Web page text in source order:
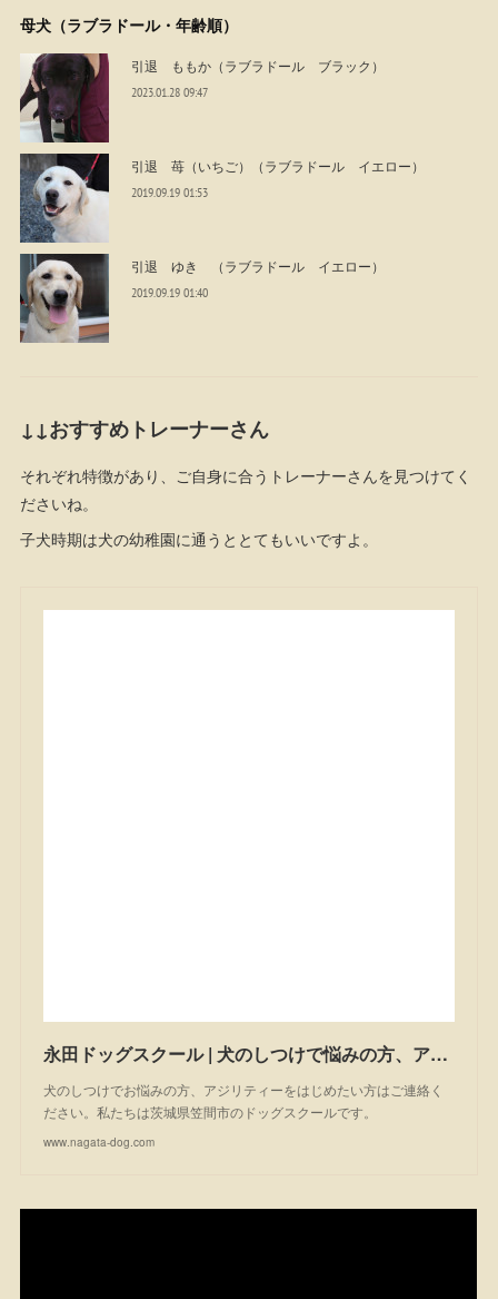
母犬（ラブラドール・年齢順）
引退 ももか（ラブラドール ブラック）
2023.01.28 09:47
引退 苺（いちご）（ラブラドール イエロー）
2019.09.19 01:53
引退 ゆき （ラブラドール イエロー）
2019.09.19 01:40
↓↓おすすめトレーナーさん
それぞれ特徴があり、ご自身に合うトレーナーさんを見つけてく
ださいね。
子犬時期は犬の幼稚園に通うととてもいいですよ。
永田ドッグスクール | 犬のしつけで悩みの方、アジリティーを始めたい方は一度ご相談ください。私たちは茨城県笠間市のドッグスクールです。
犬のしつけでお悩みの方、アジリティーをはじめたい方はご連絡く
ださい。私たちは茨城県笠間市のドッグスクールです。
www.nagata-dog.com